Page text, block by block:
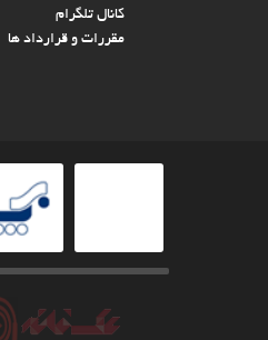
کانال تلگرام
مقررات و قرارداد ها